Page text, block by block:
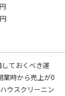
ておくべき運
業時から売上が0
ウスクリーニン